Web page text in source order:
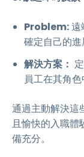
Problem:遠
確定自己的進
解決方案：
員工在其角色
通過主動解決這
且愉快的入職體
備充分。